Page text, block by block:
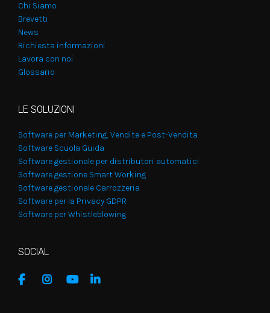
Chi Siamo
Brevetti
News
Richiesta informazioni
Lavora con noi
Glossario
LE SOLUZIONI
Software per Marketing, Vendite e Post-Vendita
Software Scuola Guida
Software gestionale per distributori automatici
Software gestione Smart Working
Software gestionale Carrozzeria
Software per la Privacy GDPR
Software per Whistleblowing
SOCIAL